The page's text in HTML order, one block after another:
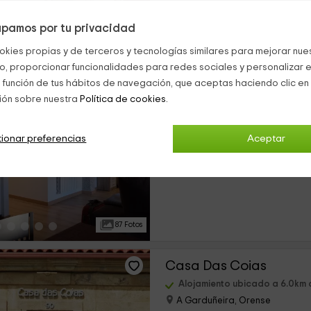
por tu privacidad
propias y de terceros y tecnologías similares para mejorar
proporcionar funcionalidades para redes sociales y personalizar
de tus hábitos de navegación, que aceptas haciendo clic
sobre nuestra Política de cookies.
Aceptar
preferencias
87 Fotos
Villa Trabazos Abellas
1 opiniones
Casa Das Coias
Alojamiento ubicado a 6.0km
A Garduñeira, Orense